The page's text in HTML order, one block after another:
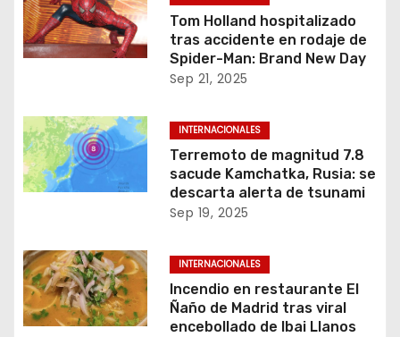
Tom Holland hospitalizado
tras accidente en rodaje de
Spider-Man: Brand New Day
Sep 21, 2025
INTERNACIONALES
Terremoto de magnitud 7.8
sacude Kamchatka, Rusia: se
descarta alerta de tsunami
Sep 19, 2025
INTERNACIONALES
Incendio en restaurante El
Ñaño de Madrid tras viral
encebollado de Ibai Llanos